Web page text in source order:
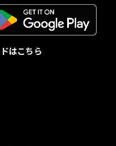
はこちら